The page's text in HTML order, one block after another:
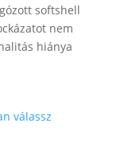
softshell
nem
hiánya